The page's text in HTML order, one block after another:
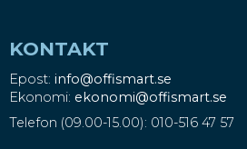
KONTAKT
Epost: info@offismart.se
Ekonomi: ekonomi@offismart.se
Telefon (09.00-15.00): 010-516 47 57